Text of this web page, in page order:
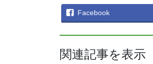
Facebook
関連記事を表示